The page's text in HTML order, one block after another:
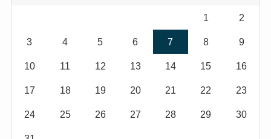
1 2
3 4 5 6 7 8 9
10 11 12 13 14 15 16
17 18 19 20 21 22 23
24 25 26 27 28 29 30